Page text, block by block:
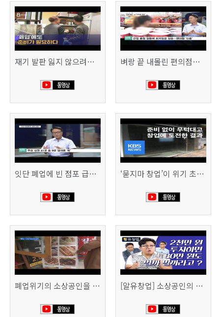
재기 발판 잃지 않으려면…'폐업'에도 준비가 필요하다 (SBS 8시 뉴스) 벼랑 끝 내몰린 편의점…“희망폐업 요구” vs “위약금 정당” (SBS CNBC)
잇단 폐업에 빈 점포 급증…위기 빠진 상권, 대책 없나 (SBS CNBC) ‘묻지마 창업’이 위기 초래…폐업도 준비 필요 (KBS뉴스)
폐업위기의 소상공인을 돕습니다 (SBS생활경제) [알유창업] 소상공인의 창업자금, 어떻게 마련할까